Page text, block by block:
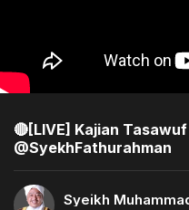
🔴[LIVE] Kajian
@SyekhFathurahman
Syeikh